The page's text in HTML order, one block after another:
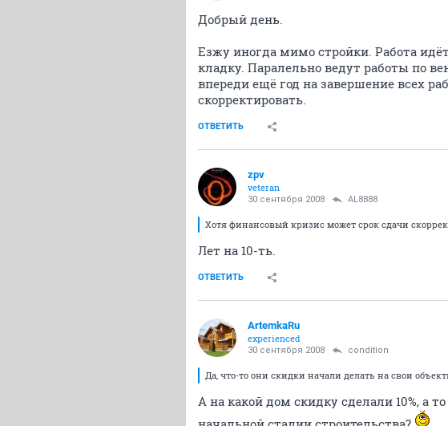
Добрый день.
Езжу иногда мимо стройки. Работа
кладку. Паралельно ведут работы по
впереди ещё год на завершение всех
скорректировать.
ОТВЕТИТЬ
zpv
veteran
30 сентября 2008 AL8888
Хотя финансовый кризис может срок сдачи
Лет на 10-ть.
ОТВЕТИТЬ
ArtemkaRu
experienced
30 сентября 2008 condition
Да, что-то они скидки начали делать на свои
А на какой дом скидку сделали 10%, а